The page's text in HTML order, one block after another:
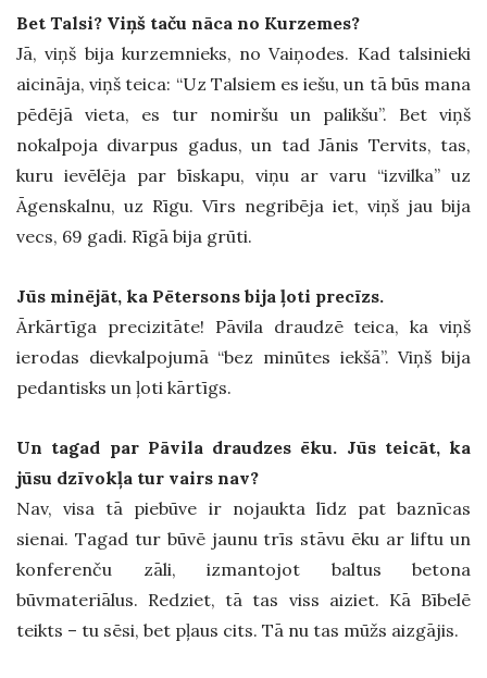
Bet Talsi? Viņš taču nāca no Kurzemes?
Jā, viņš bija kurzemnieks, no Vaiņodes. Kad talsinieki
aicināja, viņš teica: “Uz Talsiem es iešu, un tā būs mana
pēdējā vieta, es tur nomiršu un palikšu”. Bet viņš
nokalpoja divarpus gadus, un tad Jānis Tervits, tas,
kuru ievēlēja par bīskapu, viņu ar varu “izvilka” uz
Āgenskalnu, uz Rīgu. Vīrs negribēja iet, viņš jau bija
vecs, 69 gadi. Rīgā bija grūti.
Jūs minējāt, ka Pētersons bija ļoti precīzs.
Ārkārtīga precizitāte! Pāvila draudzē teica, ka viņš
ierodas dievkalpojumā “bez minūtes iekšā”. Viņš bija
pedantisks un ļoti kārtīgs.
Un tagad par Pāvila draudzes ēku. Jūs teicāt, ka
jūsu dzīvokļa tur vairs nav?
Nav, visa tā piebūve ir nojaukta līdz pat baznīcas
sienai. Tagad tur būvē jaunu trīs stāvu ēku ar liftu un
konferenču zāli, izmantojot baltus betona
būvmateriālus. Redziet, tā tas viss aiziet. Kā Bībelē
teikts – tu sēsi, bet pļaus cits. Tā nu tas mūžs aizgājis.